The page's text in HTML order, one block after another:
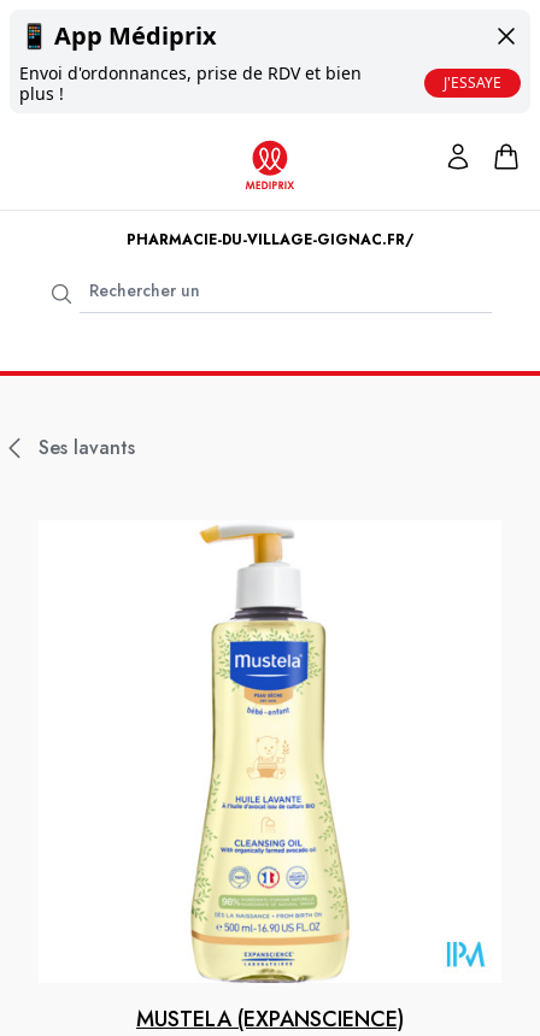
📱 App Médiprix
Envoi d'ordonnances, prise de RDV et bien
plus !
J'ESSAYE
PHARMACIE-DU-VILLAGE-GIGNAC.FR/
Ses lavants
MUSTELA (EXPANSCIENCE)